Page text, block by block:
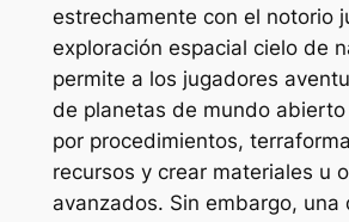
estrechamente con el notorio
exploración espacial cielo de
permite a los jugadores
de planetas de mundo
por procedimientos,
recursos y crear materiales u
avanzados. Sin embargo, una